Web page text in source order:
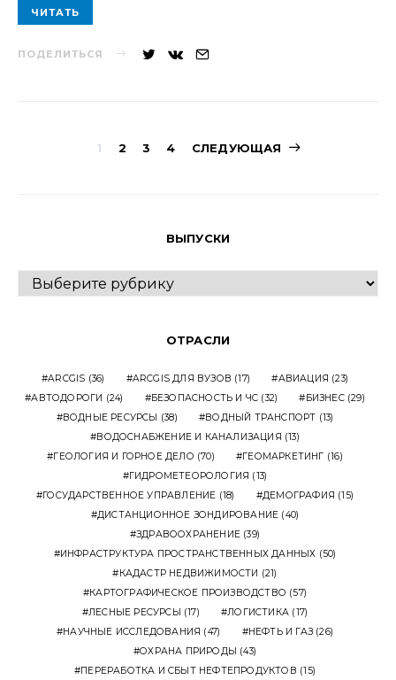
ЧИТАТЬ
ПОДЕЛИТЬСЯ
Навигация
1 2 3 4 СЛЕДУЮЩАЯ
ВЫПУСКИ
ВЫПУСКИ
ОТРАСЛИ
ARCGIS (36) ARCGIS ДЛЯ ВУЗОВ (17) АВИАЦИЯ (23)
АВТОДОРОГИ (24) БЕЗОПАСНОСТЬ И ЧС (32) БИЗНЕС(29)
ВОДНЫЕ РЕСУРСЫ
(38) ВОДНЫЙ ТРАНСПОРТ (13)
ВОДОСНАБЖЕНИЕ И КАНАЛИЗАЦИЯ (13)
ГЕОЛОГИЯ И ГОРНОЕ ДЕЛО (70) ГЕОМАРКЕТИНГ (16)
ГИДРОМЕТЕОРОЛОГИЯ (13)
ГОСУДАРСТВЕННОЕ УПРАВЛЕНИЕ (18) ДЕМОГРАФИЯ (15)
ДИСТАНЦИОННОЕ ЗОНДИРОВАНИЕ (40)
ЗДРАВООХРАНЕНИЕ (39)
ИНФРАСТРУКТУРА ПРОСТРАНСТВЕННЫХ ДАННЫХ (50)
КАДАСТР НЕДВИЖИМОСТИ (21)
КАРТОГРАФИЧЕСКОЕ ПРОИЗВОДСТВО (57)
ЛЕСНЫЕ РЕСУРСЫ (17) ЛОГИСТИКА (17)
НАУЧНЫЕ ИССЛЕДОВАНИЯ (47) НЕФТЬ И ГАЗ(26)
ОХРАНА ПРИРОДЫ (43)
ПЕРЕРАБОТКА И СБЫТ НЕФТЕПРОДУКТОВ (15)